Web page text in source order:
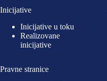
Inicijative
Inicijative u toku
Realizovane
inicijative
Pravne stranice